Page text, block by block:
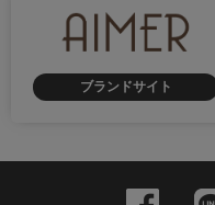
ブランドサイト